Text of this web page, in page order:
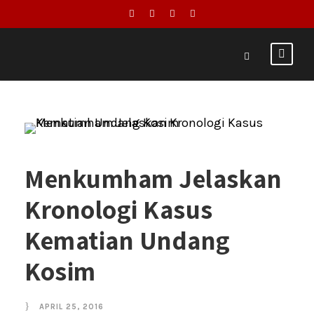
Menkumham Jelaskan
Kronologi Kasus
Kematian Undang
Kosim
APRIL 25, 2016